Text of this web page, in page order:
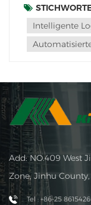
Kombinieren Sie
Logistiksysteme haben nach und nach schnell unsere
A...
Intelligente
Add: NO.409 West
Zone, Jinhu
Tel : +86-25